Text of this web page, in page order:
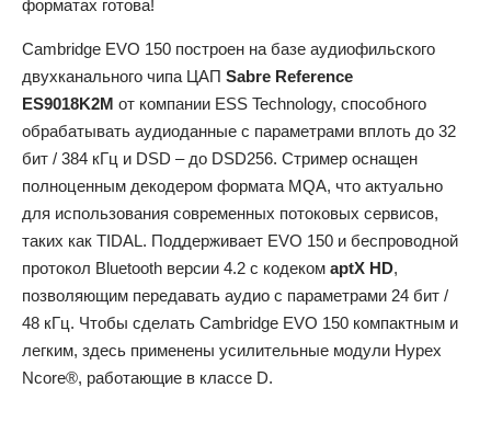
форматах готова!
Cambridge EVO 150 построен на базе аудиофильского
двухканального чипа ЦАП Sabre Reference
ES9018K2M от компании ESS Technology, способного
обрабатывать аудиоданные с параметрами вплоть до 32
бит / 384 кГц и DSD – до DSD256. Стример оснащен
полноценным декодером формата MQA, что актуально
для использования современных потоковых сервисов,
таких как TIDAL. Поддерживает EVO 150 и беспроводной
протокол Bluetooth версии 4.2 с кодеком aptX HD,
позволяющим передавать аудио с параметрами 24 бит /
48 кГц. Чтобы сделать Cambridge EVO 150 компактным и
легким, здесь применены усилительные модули Hypex
Ncore®, работающие в классе D.